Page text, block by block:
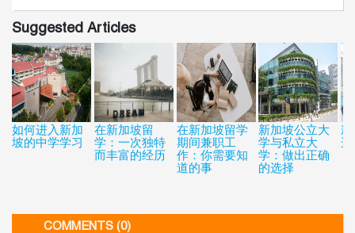
Suggested Articles
如何进入新加
坡的中学学习
在新加坡留
学：一次独特
而丰富的经历
在新加坡留学
期间兼职工
作：你需要知
道的事
新加坡公立大
学与私立大
学：做出正确
的选择
选
COMMENTS (0)